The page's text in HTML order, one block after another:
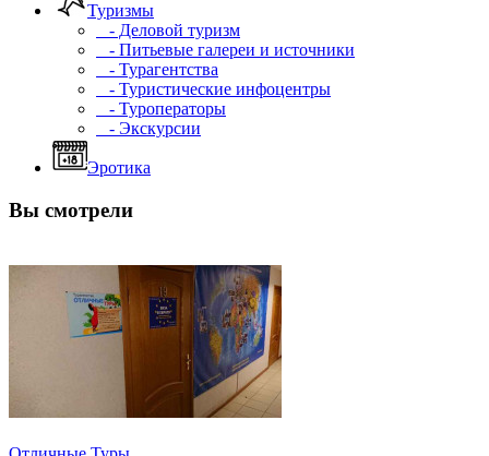
Туризмы
- Деловой туризм
- Питьевые галереи и источники
- Турагентства
- Туристические инфоцентры
- Туроператоры
- Экскурсии
Эротика
Вы смотрели